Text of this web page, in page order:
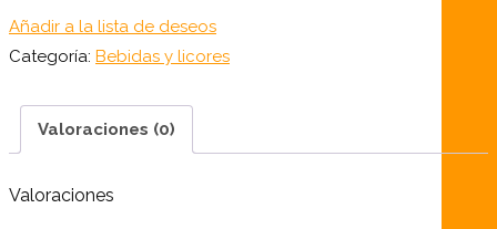
agua
5L
Añadir a la lista de deseos
Categoría: Bebidas y licores
Valoraciones (0)
Valoraciones